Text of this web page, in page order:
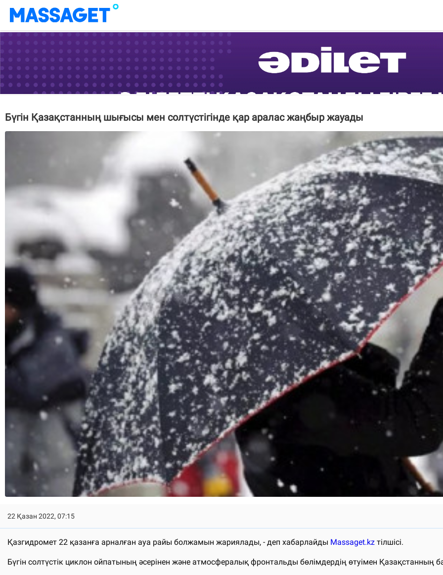
Бүгін Қазақстанның шығысы мен солтүстігінде қар аралас жаңбыр жауады
22 Қазан 2022, 07:15
Қазгидромет 22 қазанға арналған ауа райы болжамын жариялады, - деп хабарлайды Massaget.kz тілшісі.
Бүгін солтүстік циклон ойпатының әсерінен және атмосфералық фронтальды бөлімдердің өтуімен